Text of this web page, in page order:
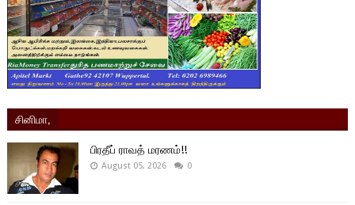
சினிமா,
பிரதீப் ராவத் மரணம்!!
August 05, 2026 0